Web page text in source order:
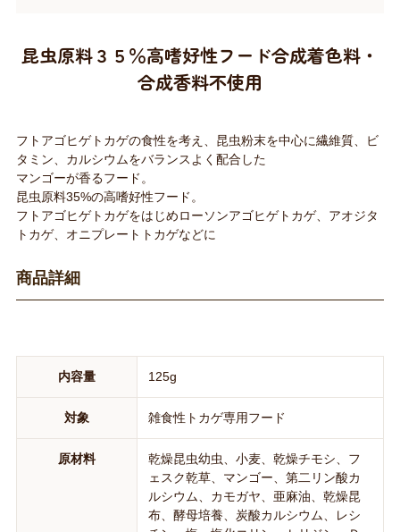
昆虫原料３５％高嗜好性フード合成着色料・
合成香料不使用
フトアゴヒゲトカゲの食性を考え、昆虫粉末を中心に繊維質、ビ
タミン、カルシウムをバランスよく配合した
マンゴーが香るフード。
昆虫原料35%の高嗜好性フード。
フトアゴヒゲトカゲをはじめローソンアゴヒゲトカゲ、アオジタ
トカゲ、オニプレートトカゲなどに
商品詳細
内容量 125g
対象 雑食性トカゲ専用フード
原材料
乾燥昆虫幼虫、小麦、乾燥チモシ、フ
ェスク乾草、マンゴー、第二リン酸カ
ルシウム、カモガヤ、亜麻油、乾燥昆
布、酵母培養、炭酸カルシウム、レシ